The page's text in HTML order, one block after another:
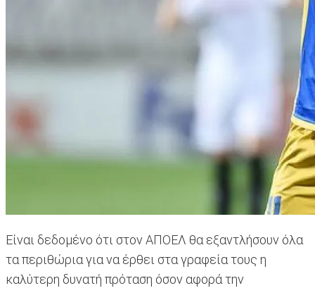
Είναι δεδομένο ότι στον ΑΠΟΕΛ θα εξαντλήσουν όλα
τα περιθώρια για να έρθει στα γραφεία τους η
καλύτερη δυνατή πρόταση όσον αφορά την